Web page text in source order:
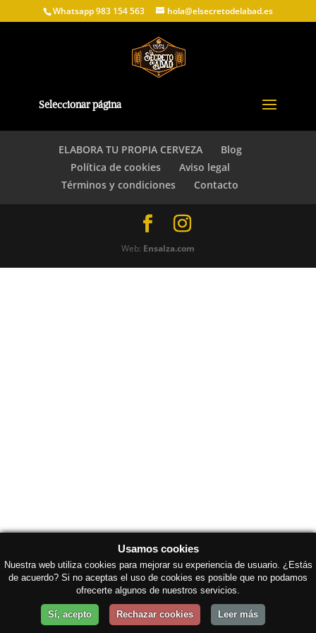
Whatsapp 983 154 563 hola@elsecretodelabad.es
Seleccionar página
ELABORA TU PROPIA CERVEZA
Blog
Política de cookies
Aviso legal
Términos y condiciones
Contacto
Web: Ensalza.com
Usamos cookies
Nuestra web utiliza cookies para mejorar su experiencia de usuario. ¿Estás
de acuerdo? Si no aceptas el uso de cookies es posible que no podamos
ofrecerte algunos de nuestros servicios.
Sí, acepto Rechazar cookies Leer más